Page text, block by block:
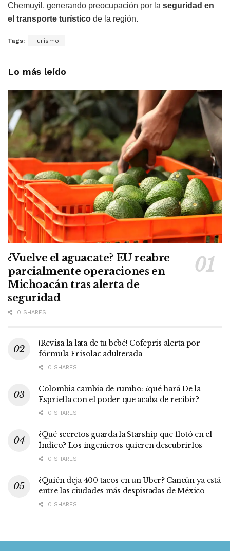
Chemuyil, generando preocupación por la seguridad en
el transporte turístico de la región.
Tags: Turismo
Lo más leído
¿Vuelve el aguacate? EU reabre
parcialmente operaciones en
Michoacán tras alerta de
seguridad
0 SHARES
¡Revisa la lata de tu bebé! Cofepris alerta por
fórmula Frisolac adulterada
0 SHARES
Colombia cambia de rumbo: ¿qué hará De la
Espriella con el poder que acaba de recibir?
0 SHARES
¿Qué secretos guarda la Starship que flotó en el
Índico? Los ingenieros quieren descubrirlos
0 SHARES
¿Quién deja 400 tacos en un Uber? Cancún ya está
entre las ciudades más despistadas de México
0 SHARES